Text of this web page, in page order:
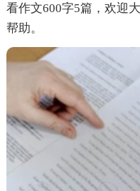
看作文600字5篇，欢迎
帮助。